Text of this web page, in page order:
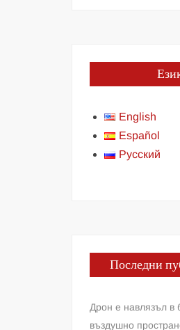
English
Español
Русский
Последни
Дрон е навлязъл в
въздушно